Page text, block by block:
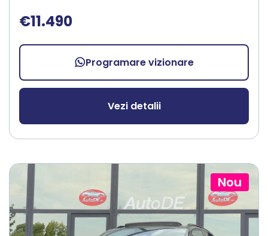
€11.490
Programare vizionare
Vezi detalii
Nou